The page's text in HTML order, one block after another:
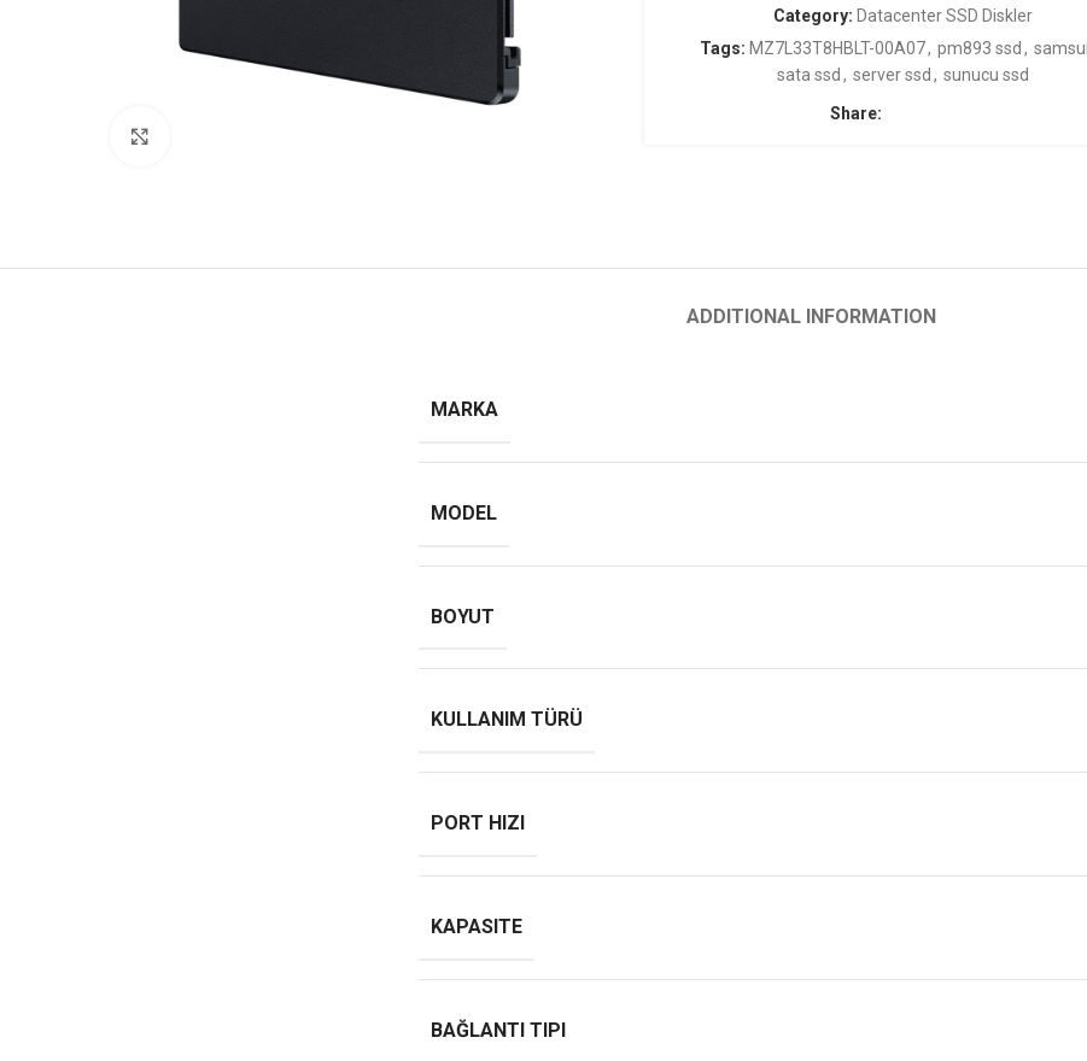
Category: Datacenter SSD Diskler
Tags: MZ7L33T8HBLT-00A07, pm893 ssd ,
sata ssd , server ssd , sunucu ssd
Share:
ADDITIONAL INFORMATION
MARKA
MODEL
BOYUT
KULLANIM TÜRÜ
PORT HIZI
KAPASITE
BAĞLANTI TIPI